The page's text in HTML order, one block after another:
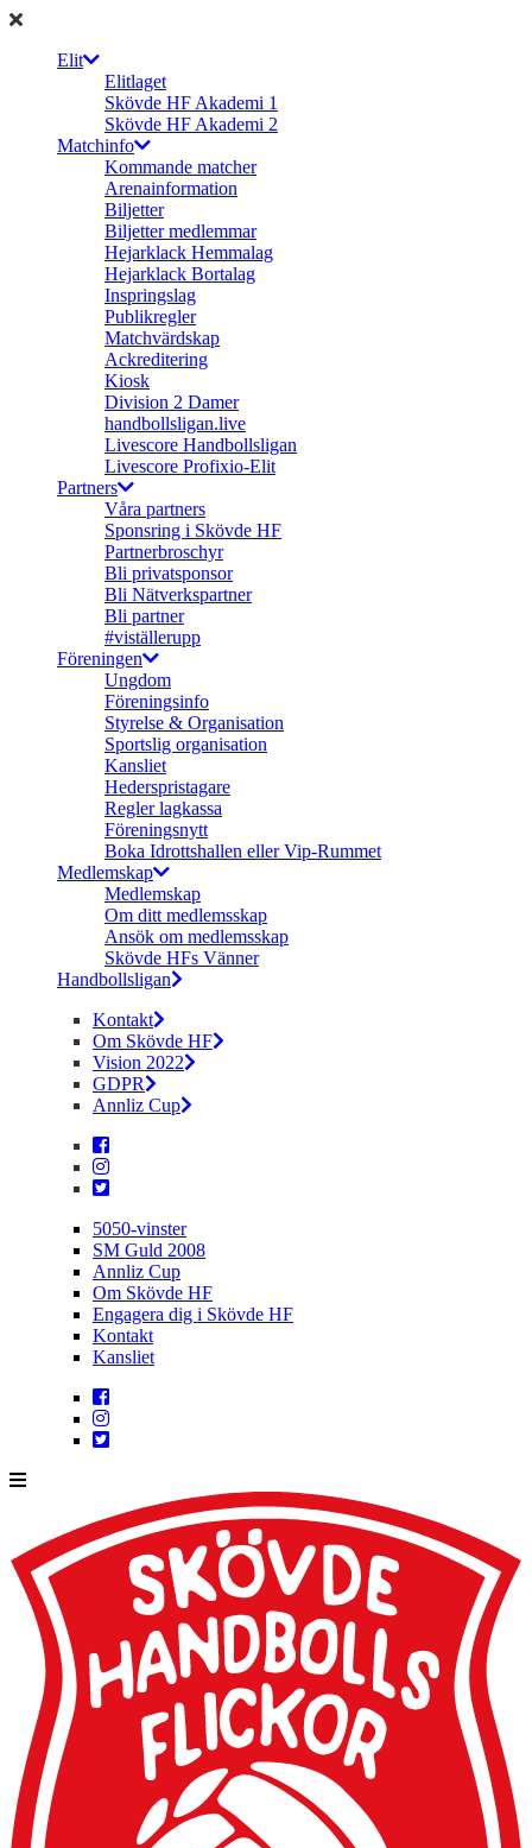
Elit
Elitlaget
Skövde HF Akademi 1
Skövde HF Akademi 2
Matchinfo
Kommande matcher
Arenainformation
Biljetter
Biljetter medlemmar
Hejarklack Hemmalag
Hejarklack Bortalag
Inspringslag
Publikregler
Matchvärdskap
Ackreditering
Kiosk
Division 2 Damer
handbollsligan.live
Livescore Handbollsligan
Livescore Profixio-Elit
Partners
Våra partners
Sponsring i Skövde HF
Partnerbroschyr
Bli privatsponsor
Bli Nätverkspartner
Bli partner
#viställerupp
Föreningen
Ungdom
Föreningsinfo
Styrelse & Organisation
Sportslig organisation
Kansliet
Hederspristagare
Regler lagkassa
Föreningsnytt
Boka Idrottshallen eller Vip-Rummet
Medlemskap
Medlemskap
Om ditt medlemsskap
Ansök om medlemsskap
Skövde HFs Vänner
Handbollsligan
Kontakt
Om Skövde HF
Vision 2022
GDPR
Annliz Cup
5050-vinster
SM Guld 2008
Annliz Cup
Om Skövde HF
Engagera dig i Skövde HF
Kontakt
Kansliet